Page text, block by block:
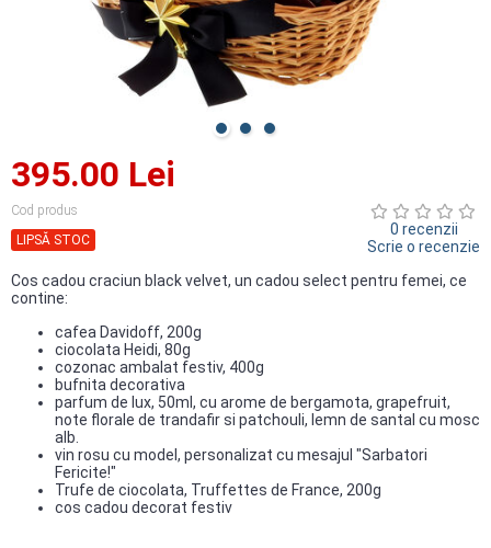
395.00 Lei
Cod produs
LIPSĂ STOC
0 recenzii
Scrie o recenzie
Cos cadou craciun black velvet, un cadou select pentru femei, ce
contine:
cafea Davidoff, 200g
ciocolata Heidi, 80g
cozonac ambalat festiv, 400g
bufnita decorativa
parfum de lux, 50ml, cu arome de bergamota, grapefruit,
note florale de trandafir si patchouli, lemn de santal cu mosc
alb.
vin rosu cu model, personalizat cu mesajul "Sarbatori
Fericite!"
Trufe de ciocolata, Truffettes de France, 200g
cos cadou decorat festiv